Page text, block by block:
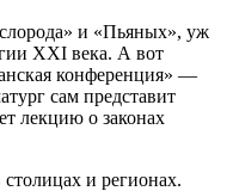
и «Пьяных», уж
XXI века. А вот
конференция» —
сам представит
лекцию о законах
и регионах.